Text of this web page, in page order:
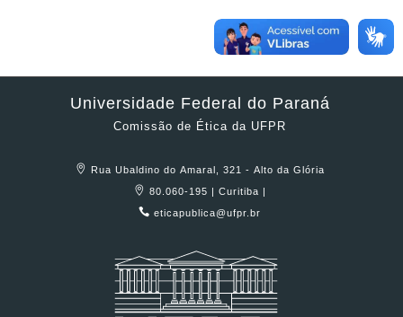
Universidade Federal do Paraná
Comissão de Ética da UFPR
Rua Ubaldino do Amaral, 321 - Alto da Glória
80.060-195 | Curitiba |
eticapublica@ufpr.br